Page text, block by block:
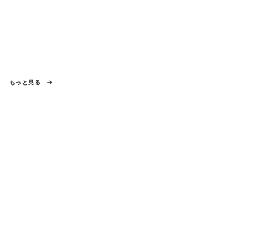
もっと見る